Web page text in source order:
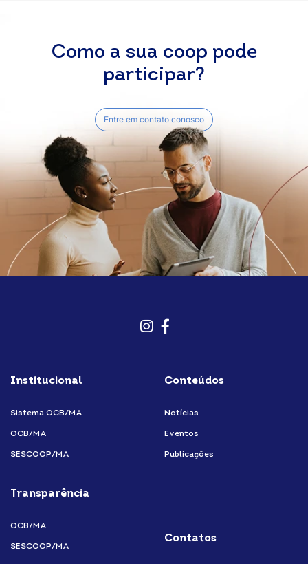
Como a sua coop pode
participar?
Entre em contato conosco
Institucional
Sistema OCB/MA
OCB/MA
SESCOOP/MA
Transparência
OCB/MA
SESCOOP/MA
Conteúdos
Notícias
Eventos
Publicações
Contatos